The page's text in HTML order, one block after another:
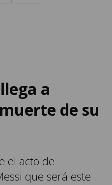
a
de su
el acto de
que será este